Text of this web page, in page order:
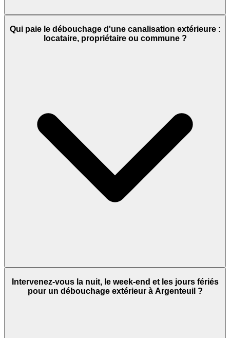
Qui paie le débouchage d'une canalisation extérieure :
locataire, propriétaire ou commune ?
Intervenez-vous la nuit, le week-end et les jours fériés
pour un débouchage extérieur à Argenteuil ?